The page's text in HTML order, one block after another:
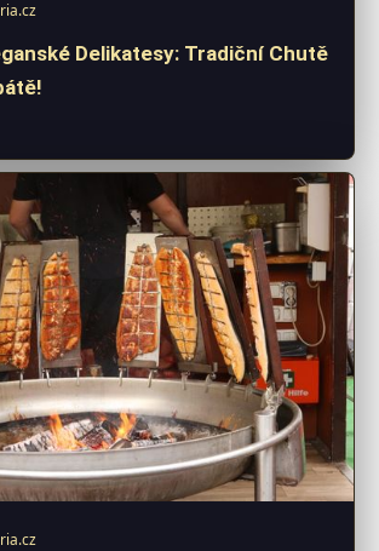
Delikatesy: Tradiční Chutě